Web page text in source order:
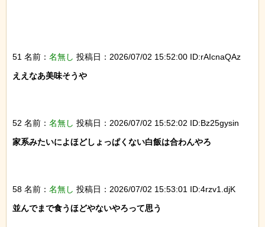
51 名前： 名無し 投稿日：2026/07/02 15:52:00 ID:rAIcnaQAz
ええなあ美味そうや
52 名前： 名無し 投稿日：2026/07/02 15:52:02 ID:Bz25gysin
家系みたいによほどしょっぱくない白飯は合わんやろ
58 名前： 名無し 投稿日：2026/07/02 15:53:01 ID:4rzv1.djK
並んでまで食うほどやないやろって思う